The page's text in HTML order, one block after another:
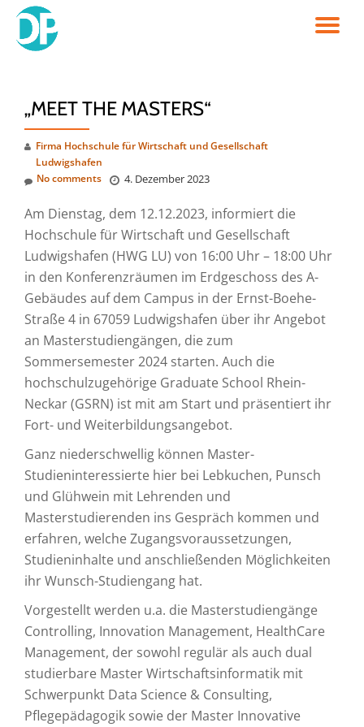
Skip
„MEET THE MASTERS“
Firma Hochschule für Wirtschaft und Gesellschaft
Ludwigshafen
4. Dezember 2023
No comments
Am Dienstag, dem 12.12.2023, informiert die
Hochschule für Wirtschaft und Gesellschaft
Ludwigshafen (HWG LU) von 16:00 Uhr – 18:00 Uhr
in den Konferenzräumen im Erdgeschoss des A-
Gebäudes auf dem Campus in der Ernst-Boehe-
Straße 4 in 67059 Ludwigshafen über ihr Angebot
an Masterstudiengängen, die zum
Sommersemester 2024 starten. Auch die
hochschulzugehörige Graduate School Rhein-
Neckar (GSRN) ist mit am Start und präsentiert ihr
Fort- und Weiterbildungsangebot.
Ganz niederschwellig können Master-
Studieninteressierte hier bei Lebkuchen, Punsch
und Glühwein mit Lehrenden und
Masterstudierenden ins Gespräch kommen und
erfahren, welche Zugangsvoraussetzungen,
Studieninhalte und anschließenden Möglichkeiten
ihr Wunsch-Studiengang hat.
Vorgestellt werden u.a. die Masterstudiengänge
Controlling, Innovation Management, HealthCare
Management, der sowohl regulär als auch dual
studierbare Master Wirtschaftsinformatik mit
Schwerpunkt Data Science & Consulting,
Pflegepädagogik sowie der Master Innovative